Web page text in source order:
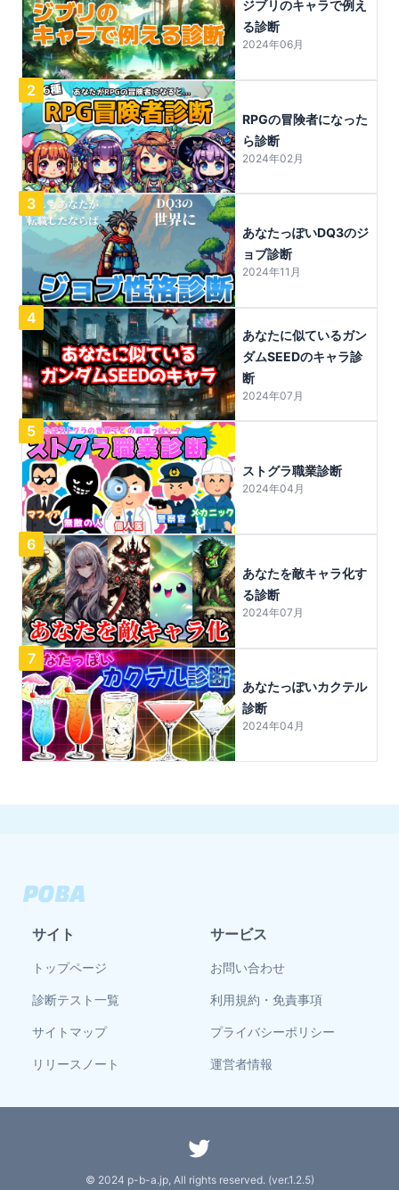
ジブリのキャラで例え
る診断
2024年06月
2
RPGの冒険者になった
ら診断
2024年02月
3
あなたっぽいDQ3のジ
ョブ診断
2024年11月
4
あなたに似ているガン
ダムSEEDのキャラ診
断
2024年07月
5
ストグラ職業診断
2024年04月
6
あなたを敵キャラ化す
る診断
2024年07月
7
あなたっぽいカクテル
診断
2024年04月
サイト
トップページ
診断テスト一覧
サイトマップ
リリースノート
サービス
お問い合わせ
利用規約・免責事項
プライバシーポリシー
運営者情報
© 2024 p-b-a.jp, All rights reserved. (ver.1.2.5)